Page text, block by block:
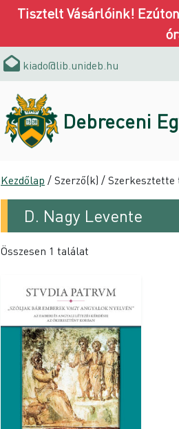
Tisztelt Vásárlóink!
kiado@lib.unideb.hu
Debreceni
Kezdőlap / Szerző(k) /
D. Nagy Levente
Összesen 1 találat